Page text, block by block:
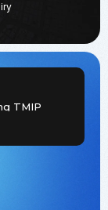
TMIP